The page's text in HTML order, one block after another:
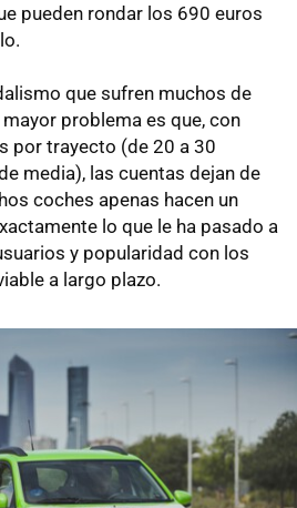
pueden rondar los 690 euros
que sufren muchos de
problema es que, con
por trayecto (de 20 a 30
media), las cuentas dejan de
coches apenas hacen un
lo que le ha pasado a
y popularidad con los
a largo plazo.